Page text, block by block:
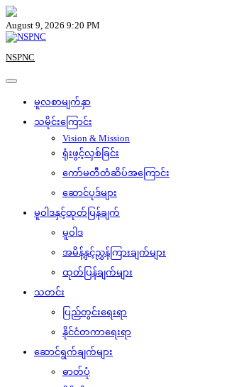
Skip
to
content
August 9, 2026 9:20 PM
NSPNC
မူလစာမျက်နှာ
သမိုင်းကြောင်း
Vision & Mission
ရုံးဖွင့်လှစ်ခြင်း
ကော်မတီတံဆိပ်အကြောင်း
ဆောင်ပုဒ်များ
မူဝါဒနှင့်ထုတ်ပြန်ချက်
မူဝါဒ
အမိန့်နှင့်ညွှန်ကြားချက်များ
ထုတ်ပြန်ချက်များ
သတင်း
ပြည်တွင်းရေးရာ
နိုင်ငံတကာရေးရာ
ဆောင်ရွက်ချက်များ
ဓာတ်ပုံ